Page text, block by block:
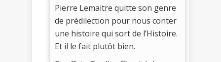
Pierre Lemaitre quitte son genre
de prédilection pour nous conter
une histoire qui sort de l’Histoire.
Et il le fait plutôt bien.